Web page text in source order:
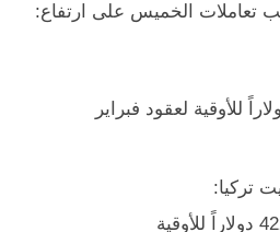
تعاملات الخميس على ارتفاع: